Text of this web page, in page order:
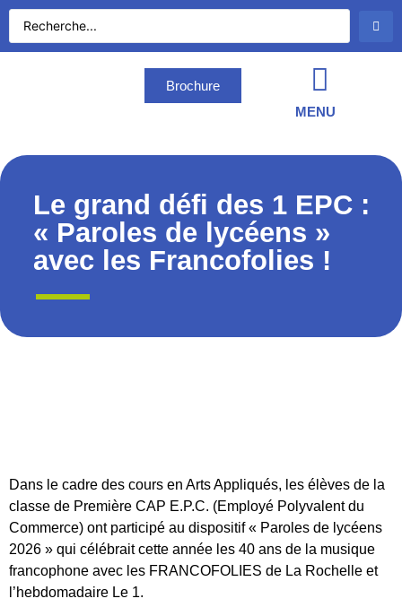
Brochure
MENU
Le grand défi des 1 EPC :
« Paroles de lycéens »
avec les Francofolies !
Dans le cadre des cours en Arts Appliqués, les élèves de la
classe de Première CAP E.P.C. (Employé Polyvalent du
Commerce) ont participé au dispositif « Paroles de lycéens
2026 » qui célébrait cette année les 40 ans de la musique
francophone avec les FRANCOFOLIES de La Rochelle et
l’hebdomadaire Le 1.